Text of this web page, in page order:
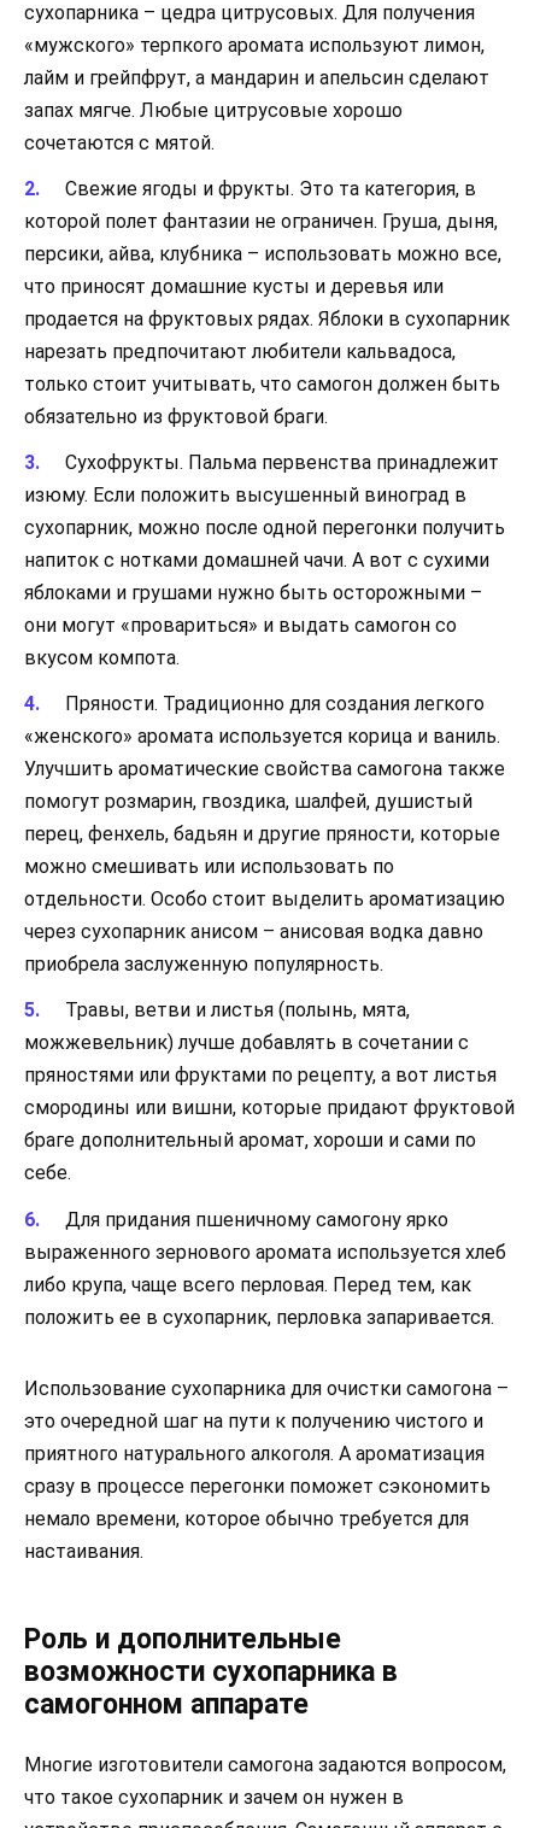
сухопарника – цедра цитрусовых. Для получения
«мужского» терпкого аромата используют лимон,
лайм и грейпфрут, а мандарин и апельсин сделают
запах мягче. Любые цитрусовые хорошо
сочетаются с мятой.
Свежие ягоды и фрукты. Это та категория, в
которой полет фантазии не ограничен. Груша, дыня,
персики, айва, клубника – использовать можно все,
что приносят домашние кусты и деревья или
продается на фруктовых рядах. Яблоки в сухопарник
нарезать предпочитают любители кальвадоса,
только стоит учитывать, что самогон должен быть
обязательно из фруктовой браги.
Сухофрукты. Пальма первенства принадлежит
изюму. Если положить высушенный виноград в
сухопарник, можно после одной перегонки получить
напиток с нотками домашней чачи. А вот с сухими
яблоками и грушами нужно быть осторожными –
они могут «провариться» и выдать самогон со
вкусом компота.
Пряности. Традиционно для создания легкого
«женского» аромата используется корица и ваниль.
Улучшить ароматические свойства самогона также
помогут розмарин, гвоздика, шалфей, душистый
перец, фенхель, бадьян и другие пряности, которые
можно смешивать или использовать по
отдельности. Особо стоит выделить ароматизацию
через сухопарник анисом – анисовая водка давно
приобрела заслуженную популярность.
Травы, ветви и листья (полынь, мята,
можжевельник) лучше добавлять в сочетании с
пряностями или фруктами по рецепту, а вот листья
смородины или вишни, которые придают фруктовой
браге дополнительный аромат, хороши и сами по
себе.
Для придания пшеничному самогону ярко
выраженного зернового аромата используется хлеб
либо крупа, чаще всего перловая. Перед тем, как
положить ее в сухопарник, перловка запаривается.
Использование сухопарника для очистки самогона –
это очередной шаг на пути к получению чистого и
приятного натурального алкоголя. А ароматизация
сразу в процессе перегонки поможет сэкономить
немало времени, которое обычно требуется для
настаивания.
Роль и дополнительные
возможности сухопарника в
самогонном аппарате
Многие изготовители самогона задаются вопросом,
что такое сухопарник и зачем он нужен в